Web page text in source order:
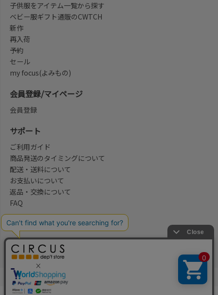
会社概要/お問合せ先
子供服をアイテム一覧から探す
ベビー服ギフト通販のCWTCH
新作
再入荷
予約
セール
my focus(よみもの)
会員登録/マイページ
会員登録
サポート
ご利用ガイド
商品発送のタイミングについて
配送・送料について
お支払いについて
返品・交換について
FAQ
法律に基づく表示 プライバシーポリシー
©2004-2026 子供服・キッズ服の通販Circus All Rights reserved.